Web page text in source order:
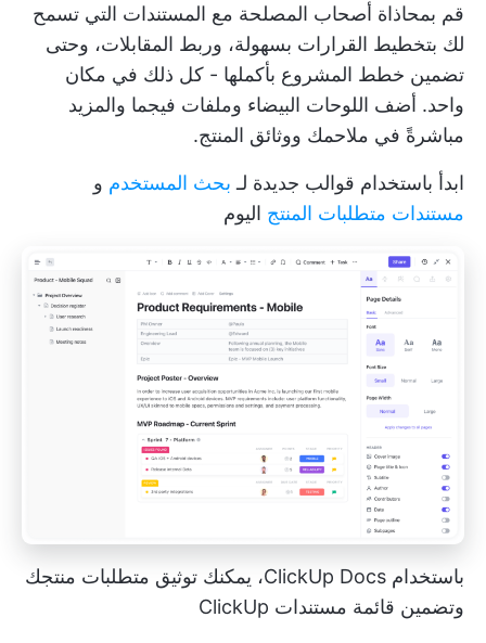
قم بمحاذاة أصحاب المصلحة مع المستندات التي تسمح
لك بتخطيط القرارات بسهولة، وربط المقابلات، وحتى
تضمين خطط المشروع بأكملها - كل ذلك في مكان
واحد. أضف اللوحات البيضاء وملفات فيجما والمزيد
مباشرةً في ملاحمك ووثائق المنتج.
ابدأ باستخدام قوالب جديدة لـ بحث المستخدم و
مستندات متطلبات المنتج اليوم
باستخدام ClickUp Docs، يمكنك توثيق متطلبات منتجك
وتضمين قائمة مستندات ClickUp